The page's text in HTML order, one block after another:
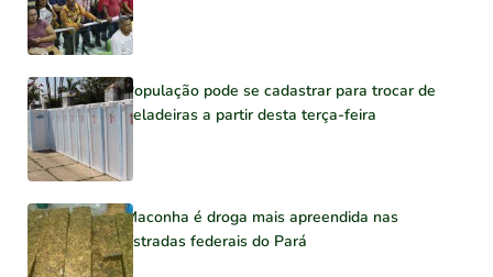
População pode se cadastrar para trocar de
geladeiras a partir desta terça-feira
Maconha é droga mais apreendida nas
estradas federais do Pará